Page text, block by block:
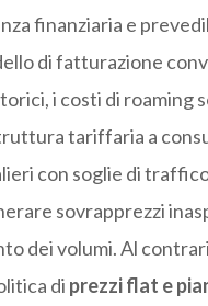
finanziaria e
di fatturazione
i costi di roaming
tariffaria a
con soglie di
sovrapprezzi
dei volumi. Al
di prezzi flat e